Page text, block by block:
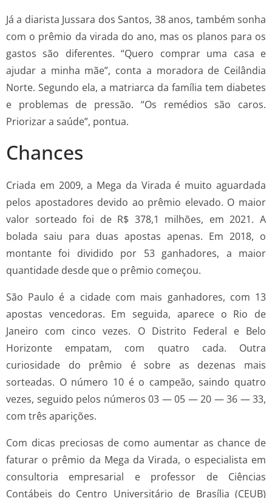
Já a diarista Jussara dos Santos, 38 anos, também sonha
com o prêmio da virada do ano, mas os planos para os
gastos são diferentes. “Quero comprar uma casa e
ajudar a minha mãe”, conta a moradora de Ceilândia
Norte. Segundo ela, a matriarca da família tem diabetes
e problemas de pressão. “Os remédios são caros.
Priorizar a saúde”, pontua.
Chances
Criada em 2009, a Mega da Virada é muito aguardada
pelos apostadores devido ao prêmio elevado. O maior
valor sorteado foi de R$ 378,1 milhões, em 2021. A
bolada saiu para duas apostas apenas. Em 2018, o
montante foi dividido por 53 ganhadores, a maior
quantidade desde que o prêmio começou.
São Paulo é a cidade com mais ganhadores, com 13
apostas vencedoras. Em seguida, aparece o Rio de
Janeiro com cinco vezes. O Distrito Federal e Belo
Horizonte empatam, com quatro cada. Outra
curiosidade do prêmio é sobre as dezenas mais
sorteadas. O número 10 é o campeão, saindo quatro
vezes, seguido pelos números 03 — 05 — 20 — 36 — 33,
com três aparições.
Com dicas preciosas de como aumentar as chance de
faturar o prêmio da Mega da Virada, o especialista em
consultoria empresarial e professor de Ciências
Contábeis do Centro Universitário de Brasília (CEUB)